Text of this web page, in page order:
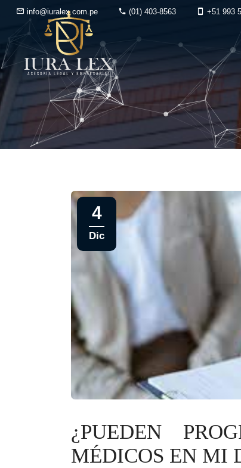
info@iuralex.com.pe (01) 403-8563 +51 993
4
Dic
¿PUEDEN
MÉDICOS EN MI